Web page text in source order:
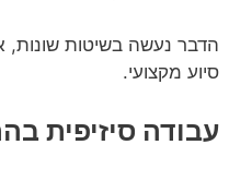
הדבר נעשה בשיטות
סיוע מקצועי.
עבודה סיזיפית